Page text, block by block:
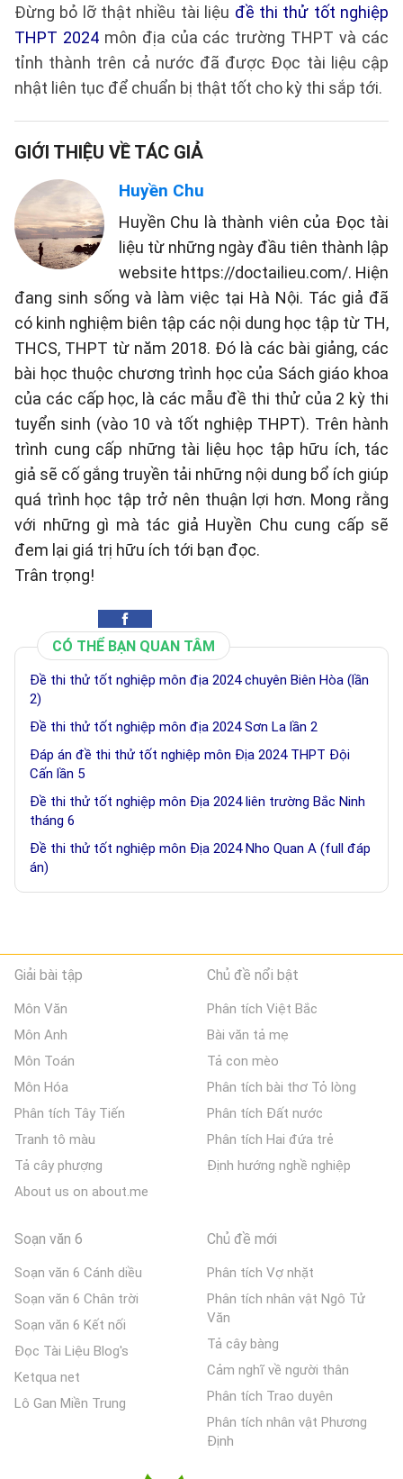
Đừng bỏ lỡ thật nhiều tài liệu đề thi thử tốt nghiệp
THPT 2024môn địa của các trường THPT và các
tỉnh thành trên cả nước đã được Đọc tài liệu cập
nhật liên tục để chuẩn bị thật tốt cho kỳ thi sắp tới.
GIỚI THIỆU VỀ TÁC GIẢ
Huyền Chu
Huyền Chu là thành viên của Đọc tài
liệu từ những ngày đầu tiên thành lập
website https://doctailieu.com/. Hiện
đang sinh sống và làm việc tại Hà Nội. Tác giả đã
có kinh nghiệm biên tập các nội dung học tập từ TH,
THCS, THPT từ năm 2018. Đó là các bài giảng, các
bài học thuộc chương trình học của Sách giáo khoa
của các cấp học, là các mẫu đề thi thử của 2 kỳ thi
tuyển sinh (vào 10 và tốt nghiệp THPT). Trên hành
trình cung cấp những tài liệu học tập hữu ích, tác
giả sẽ cố gắng truyền tải những nội dung bổ ích giúp
quá trình học tập trở nên thuận lợi hơn. Mong rằng
với những gì mà tác giả Huyền Chu cung cấp sẽ
đem lại giá trị hữu ích tới bạn đọc.
Trân trọng!
CÓ THỂ BẠN QUAN TÂM
Đề thi thử tốt nghiệp môn địa 2024 chuyên Biên Hòa (lần
2)
Đề thi thử tốt nghiệp môn địa 2024 Sơn La lần 2
Đáp án đề thi thử tốt nghiệp môn Địa 2024 THPT Đội
Cấn lần 5
Đề thi thử tốt nghiệp môn Địa 2024 liên trường Bắc Ninh
tháng 6
Đề thi thử tốt nghiệp môn Địa 2024 Nho Quan A (full đáp
án)
Giải bài tập
Môn Văn
Môn Anh
Môn Toán
Môn Hóa
Phân tích Tây Tiến
Tranh tô màu
Tả cây phượng
About us on about.me
Chủ đề nổi bật
Phân tích Việt Bắc
Bài văn tả mẹ
Tả con mèo
Phân tích bài thơ Tỏ lòng
Phân tích Đất nước
Phân tích Hai đứa trẻ
Định hướng nghề nghiệp
Soạn văn 6
Soạn văn 6 Cánh diều
Soạn văn 6 Chân trời
Soạn văn 6 Kết nối
Đọc Tài Liệu Blog's
Ketqua net
Lô Gan Miền Trung
Chủ đề mới
Phân tích Vợ nhặt
Phân tích nhân vật Ngô Tử
Văn
Tả cây bàng
Cảm nghĩ về người thân
Phân tích Trao duyên
Phân tích nhân vật Phương
Định